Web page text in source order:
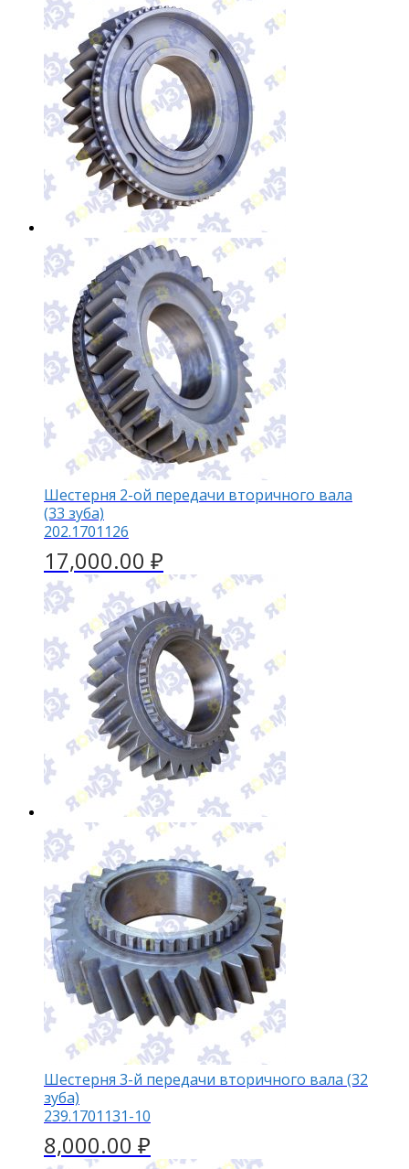
Шестерня 2-ой передачи вторичного вала
(33 зуба)
202.1701126
17,000.00 ₽
Шестерня 3-й передачи вторичного вала (32
зуба)
239.1701131-10
8,000.00 ₽